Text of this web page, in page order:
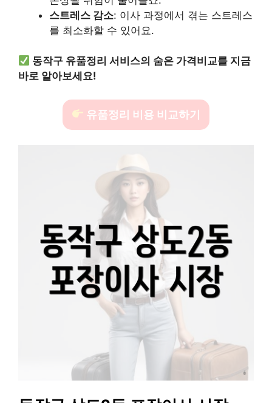
스트레스 감소: 이사 과정에서 겪는 스트레스
를 최소화할 수 있어요.
동작구 유품정리 서비스의 숨은 가격비교를 지금
바로 알아보세요!
유품정리 비용 비교하기